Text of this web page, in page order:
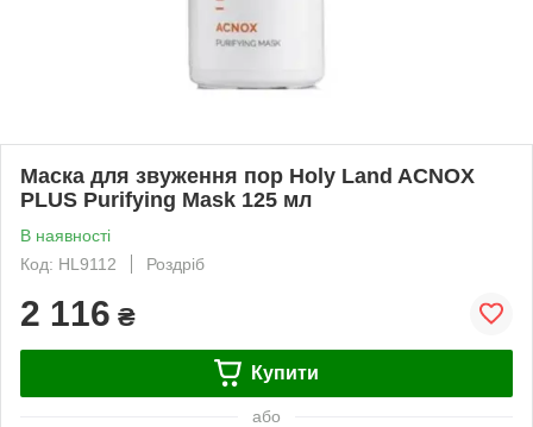
Маска для звуження пор Holy Land ACNOX
PLUS Purifying Mask 125 мл
В наявності
Код: HL9112
Роздріб
2 116 ₴
Купити
або